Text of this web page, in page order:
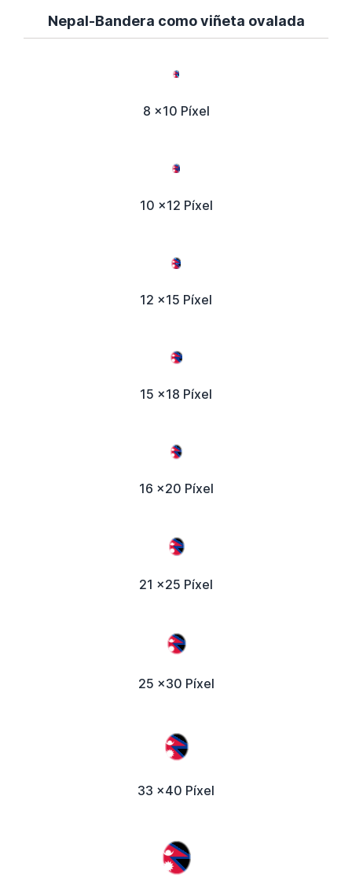
Nepal-Bandera como viñeta ovalada
8 x10 Píxel
10 x12 Píxel
12 x15 Píxel
15 x18 Píxel
16 x20 Píxel
21 x25 Píxel
25 x30 Píxel
33 x40 Píxel